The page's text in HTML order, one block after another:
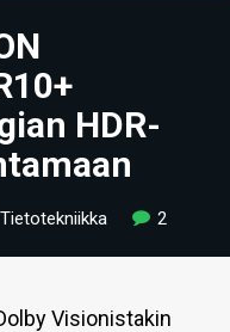
HDR-
Tietotekniikka 2
Visionistakin